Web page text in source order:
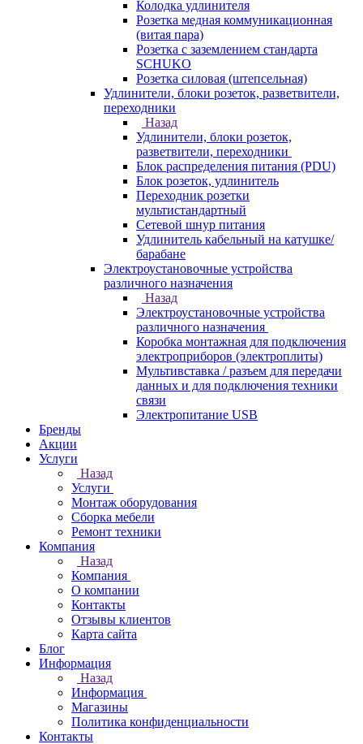
Колодка удлинителя
Розетка медная коммуникационная
(витая пара)
Розетка с заземлением стандарта
SCHUKO
Розетка силовая (штепсельная)
Удлинители, блоки розеток, разветвители,
переходники
Назад
Удлинители, блоки розеток,
разветвители, переходники
Блок распределения питания (PDU)
Блок розеток, удлинитель
Переходник розетки
мультистандартный
Сетевой шнур питания
Удлинитель кабельный на катушке/
барабане
Электроустановочные устройства
различного назначения
Назад
Электроустановочные устройства
различного назначения
Коробка монтажная для подключения
электроприборов (электроплиты)
Мультивставка / разъем для передачи
данных и для подключения техники
связи
Электропитание USB
Бренды
Акции
Услуги
Назад
Услуги
Монтаж оборудования
Сборка мебели
Ремонт техники
Компания
Назад
Компания
О компании
Контакты
Отзывы клиентов
Карта сайта
Блог
Информация
Назад
Информация
Магазины
Политика конфиденциальности
Контакты